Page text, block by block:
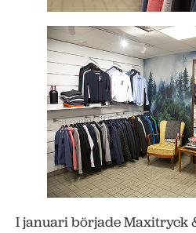
I januari började Maxitryck